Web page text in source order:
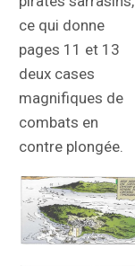
ce qui donne
pages 11 et 13
deux cases
magnifiques de
combats en
contre plongée.